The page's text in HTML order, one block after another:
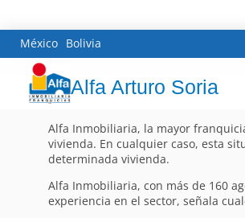
México Bolivia
Alfa Arturo Soria
Alfa Inmobiliaria, la mayor
vivienda. En cualquier caso, esta
determinada vivienda.
Alfa Inmobiliaria, con más de 160
experiencia en el sector, señala